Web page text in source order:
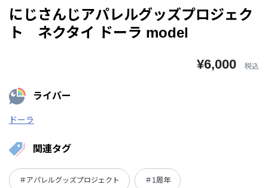
にじさんじアパレルグッズプロジェク
ト ネクタイ ドーラ model
¥6,000 税込
ライバー
ドーラ
関連タグ
＃アパレルグッズプロジェクト ＃1周年